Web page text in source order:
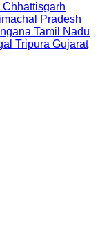
Chhattisgarh
Pradesh
Tamil Nadu
Tripura Gujarat